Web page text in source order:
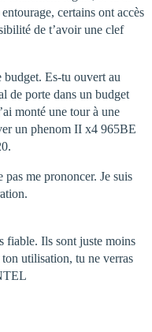
certains ont accès
de t’avoir une clef
budget. Es-tu ouvert au
de porte dans un budget
monté une tour à une
un phenom II x4 965BE
me prononcer. Je suis
fiable. Ils sont juste moins
ton utilisation, tu ne verras